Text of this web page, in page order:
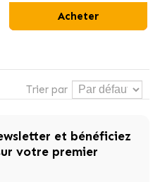
Acheter
Trier par
et bénéficiez
votre premier